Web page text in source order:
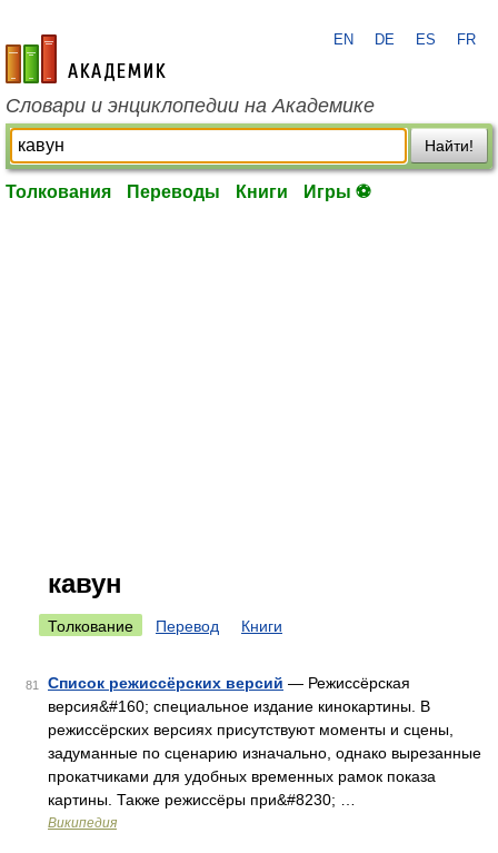
academic.ru
EN DE ES FR
Словари и энциклопедии на Академике
Найти!
Толкования Переводы Книги Игры ⚽
кавун
Толкование Перевод Книги
81 Список режиссёрских версий — Режиссёрская
версия&#160; специальное издание кинокартины. В
режиссёрских версиях присутствуют моменты и сцены,
задуманные по сценарию изначально, однако вырезанные
прокатчиками для удобных временных рамок показа
картины. Также режиссёры при&#8230; …
Википедия